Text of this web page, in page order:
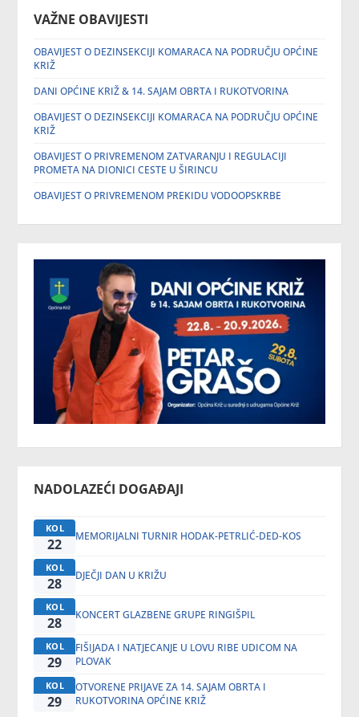
VAŽNE OBAVIJESTI
OBAVIJEST O DEZINSEKCIJI KOMARACA NA PODRUČJU OPĆINE
KRIŽ
DANI OPĆINE KRIŽ & 14. SAJAM OBRTA I RUKOTVORINA
OBAVIJEST O DEZINSEKCIJI KOMARACA NA PODRUČJU OPĆINE
KRIŽ
OBAVIJEST O PRIVREMENOM ZATVARANJU I REGULACIJI
PROMETA NA DIONICI CESTE U ŠIRINCU
OBAVIJEST O PRIVREMENOM PREKIDU VODOOPSKRBE
NADOLAZEĆI DOGAĐAJI
KOL
22 MEMORIJALNI TURNIR HODAK-PETRLIĆ-DED-KOS
KOL
28 DJEČJI DAN U KRIŽU
KOL
28 KONCERT GLAZBENE GRUPE RINGIŠPIL
KOL
29
FIŠIJADA I NATJECANJE U LOVU RIBE UDICOM NA
PLOVAK
KOL
29
OTVORENE PRIJAVE ZA 14. SAJAM OBRTA I
RUKOTVORINA OPĆINE KRIŽ